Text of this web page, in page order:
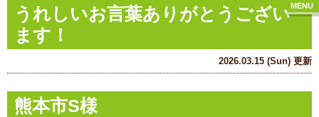
MENU
うれしいお言葉ありがとうござい
ます！
2026.03.15 (Sun) 更新
熊本市S様